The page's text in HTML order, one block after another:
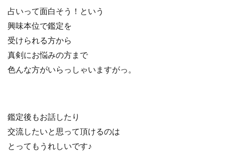
占いって面白そう！という
興味本位で鑑定を
受けられる方から
真剣にお悩みの方まで
色んな方がいらっしゃいますがっ。
鑑定後もお話したり
交流したいと思って頂けるのは
とってもうれしいです♪